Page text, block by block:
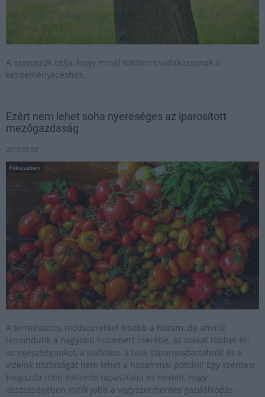
A szervezők célja, hogy minél többen csatlakozzanak a
kezdeményezéshez.
Ezért nem lehet soha nyereséges az iparosított
mezőgazdaság
2019.03.03
Fókuszban
A természetes módszerekkel kisebb a hozam, de amiről
lemondunk a nagyobb hozamért cserébe, az sokkal többet ér:
az egészségünket, a jövőnket, a talaj tápanyagtartalmát és a
vizeink tisztaságát nem lehet a hozammal pótolni! Egy szentesi
biogazda több évtizede tapasztalja és hirdeti, hogy
összességében mitől jobb a vegyszermentes gazdálkodás –